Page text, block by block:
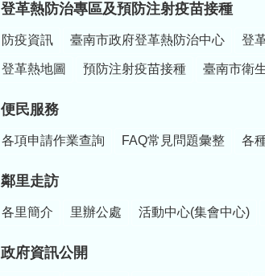
登革熱防治專區及預防注射疫苗接種
防疫資訊 臺南市政府登革熱防治中心 登
登革熱地圖 預防注射疫苗接種 臺南市衛
便民服務
各項申請作業查詢 FAQ常見問題彙整 各
鄰里走訪
各里簡介 里辦公處 活動中心(集會中心)
政府資訊公開